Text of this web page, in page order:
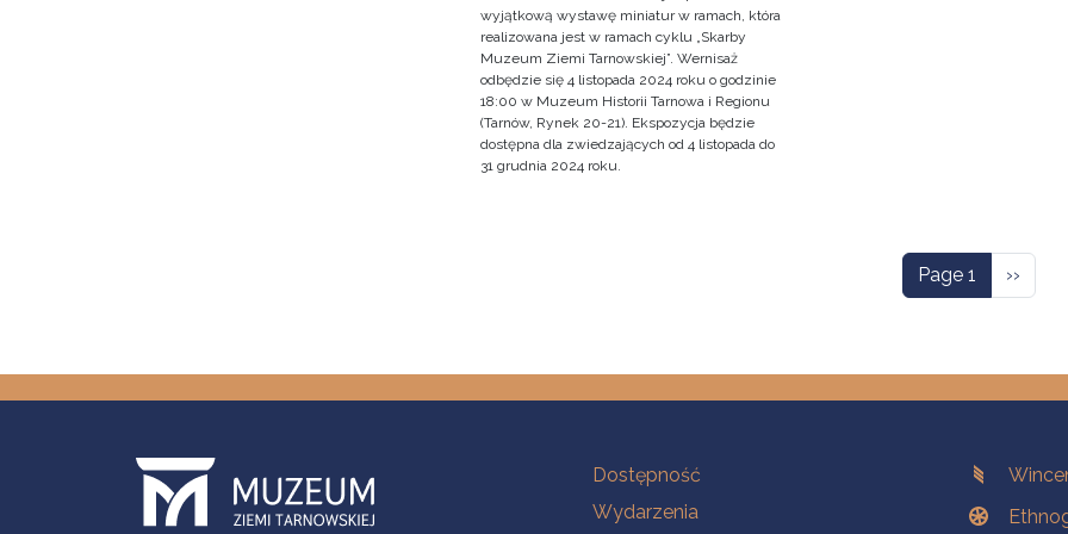
wyjątkową wystawę miniatur w ramach, która
realizowana jest w ramach cyklu „Skarby
Muzeum Ziemi Tarnowskiej”. Wernisaż
odbędzie się 4 listopada 2024 roku o godzinie
18:00 w Muzeum Historii Tarnowa i Regionu
(Tarnów, Rynek 20-21). Ekspozycja będzie
dostępna dla zwiedzających od 4 listopada do
31 grudnia 2024 roku.
Page 1 Next
››
Na skróty.
Dostępność
Wydarzenia
Branches